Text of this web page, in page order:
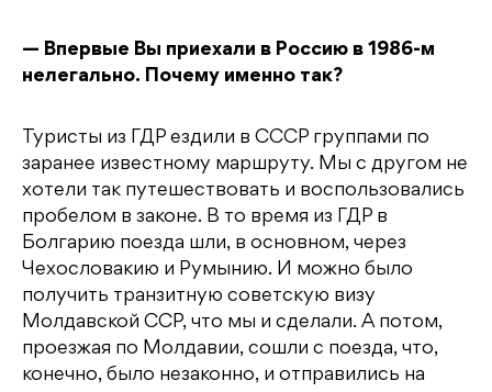
— Впервые Вы приехали в Россию в 1986-м
нелегально. Почему именно так?
Туристы из ГДР ездили в СССР группами по
заранее известному маршруту. Мы с другом не
хотели так путешествовать и воспользовались
пробелом в законе. В то время из ГДР в
Болгарию поезда шли, в основном, через
Чехословакию и Румынию. И можно было
получить транзитную советскую визу
Молдавской ССР, что мы и сделали. А потом,
проезжая по Молдавии, сошли с поезда, что,
конечно, было незаконно, и отправились на